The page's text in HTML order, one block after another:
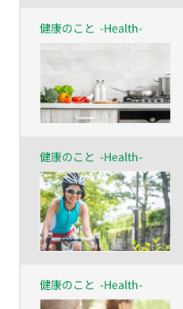
健康のこと -Health-
健康のこと -Health-
健康のこと -Health-